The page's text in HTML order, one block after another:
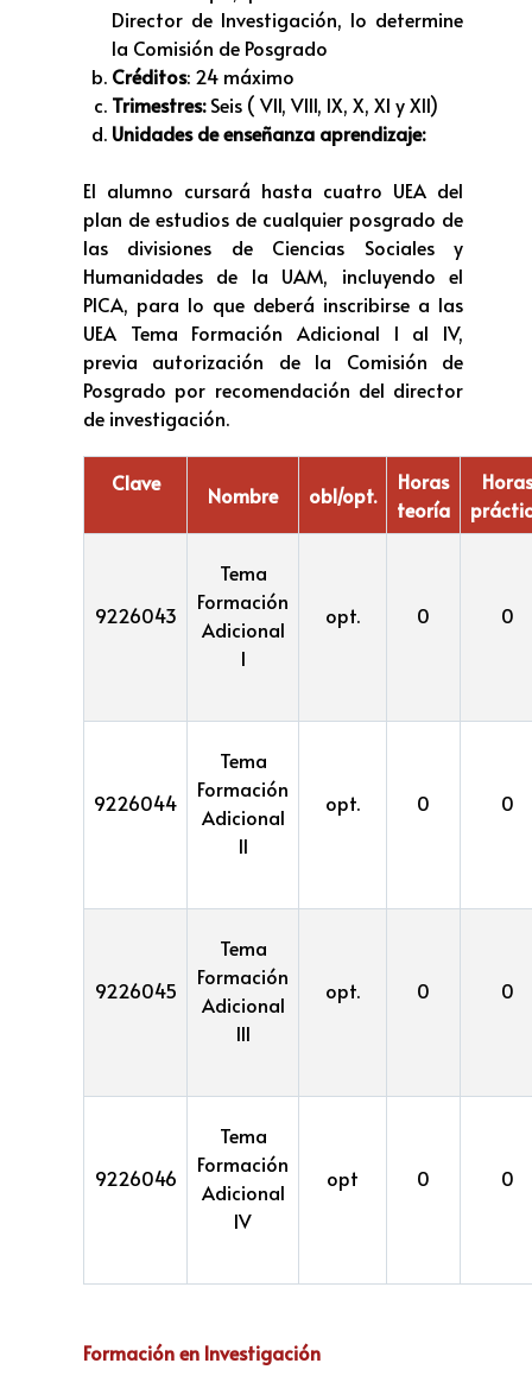
Director de Investigación, lo determine
la Comisión de Posgrado
Créditos: 24 máximo
Trimestres:Seis ( VII, VIII, IX, X, XI y XII)
Unidades de enseñanza aprendizaje:
El alumno cursará hasta cuatro UEA del
plan de estudios de cualquier posgrado de
las divisiones de Ciencias Sociales y
Humanidades de la UAM, incluyendo el
PICA, para lo que deberá inscribirse a las
UEA Tema Formación Adicional I al IV,
previa autorización de la Comisión de
Posgrado por recomendación del director
de investigación.
Clave Nombre obl/opt.
Horas
teoría
Horas
9226043
Tema
Formación
Adicional
I
opt. 0 0
9226044
Tema
Formación
Adicional
II
opt. 0 0
9226045
Tema
Formación
Adicional
III
opt. 0 0
9226046
Tema
Formación
Adicional
IV
opt 0 0
Formación en Investigación